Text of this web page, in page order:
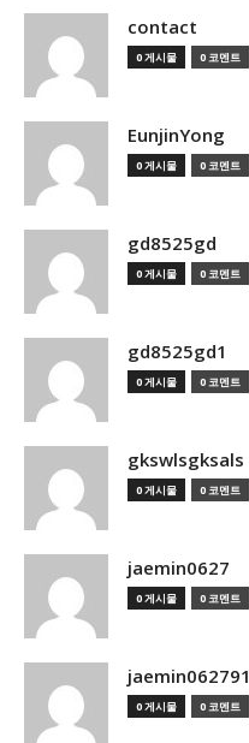
contact
0 게시물 0 코멘트
EunjinYong
0 게시물 0 코멘트
gd8525gd
0 게시물 0 코멘트
gd8525gd1
0 게시물 0 코멘트
gkswlsgksals
0 게시물 0 코멘트
jaemin0627
0 게시물 0 코멘트
jaemin062791
0 게시물 0 코멘트